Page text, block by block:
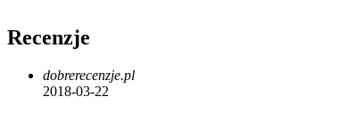
Recenzje
dobrerecenzje.pl
2018-03-22